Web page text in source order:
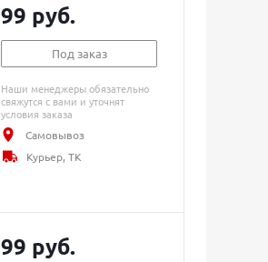
99 руб.
Под заказ
Наши менеджеры обязательно
свяжутся с вами и уточнят
условия заказа
Самовывоз
Курьер, ТК
99 руб.